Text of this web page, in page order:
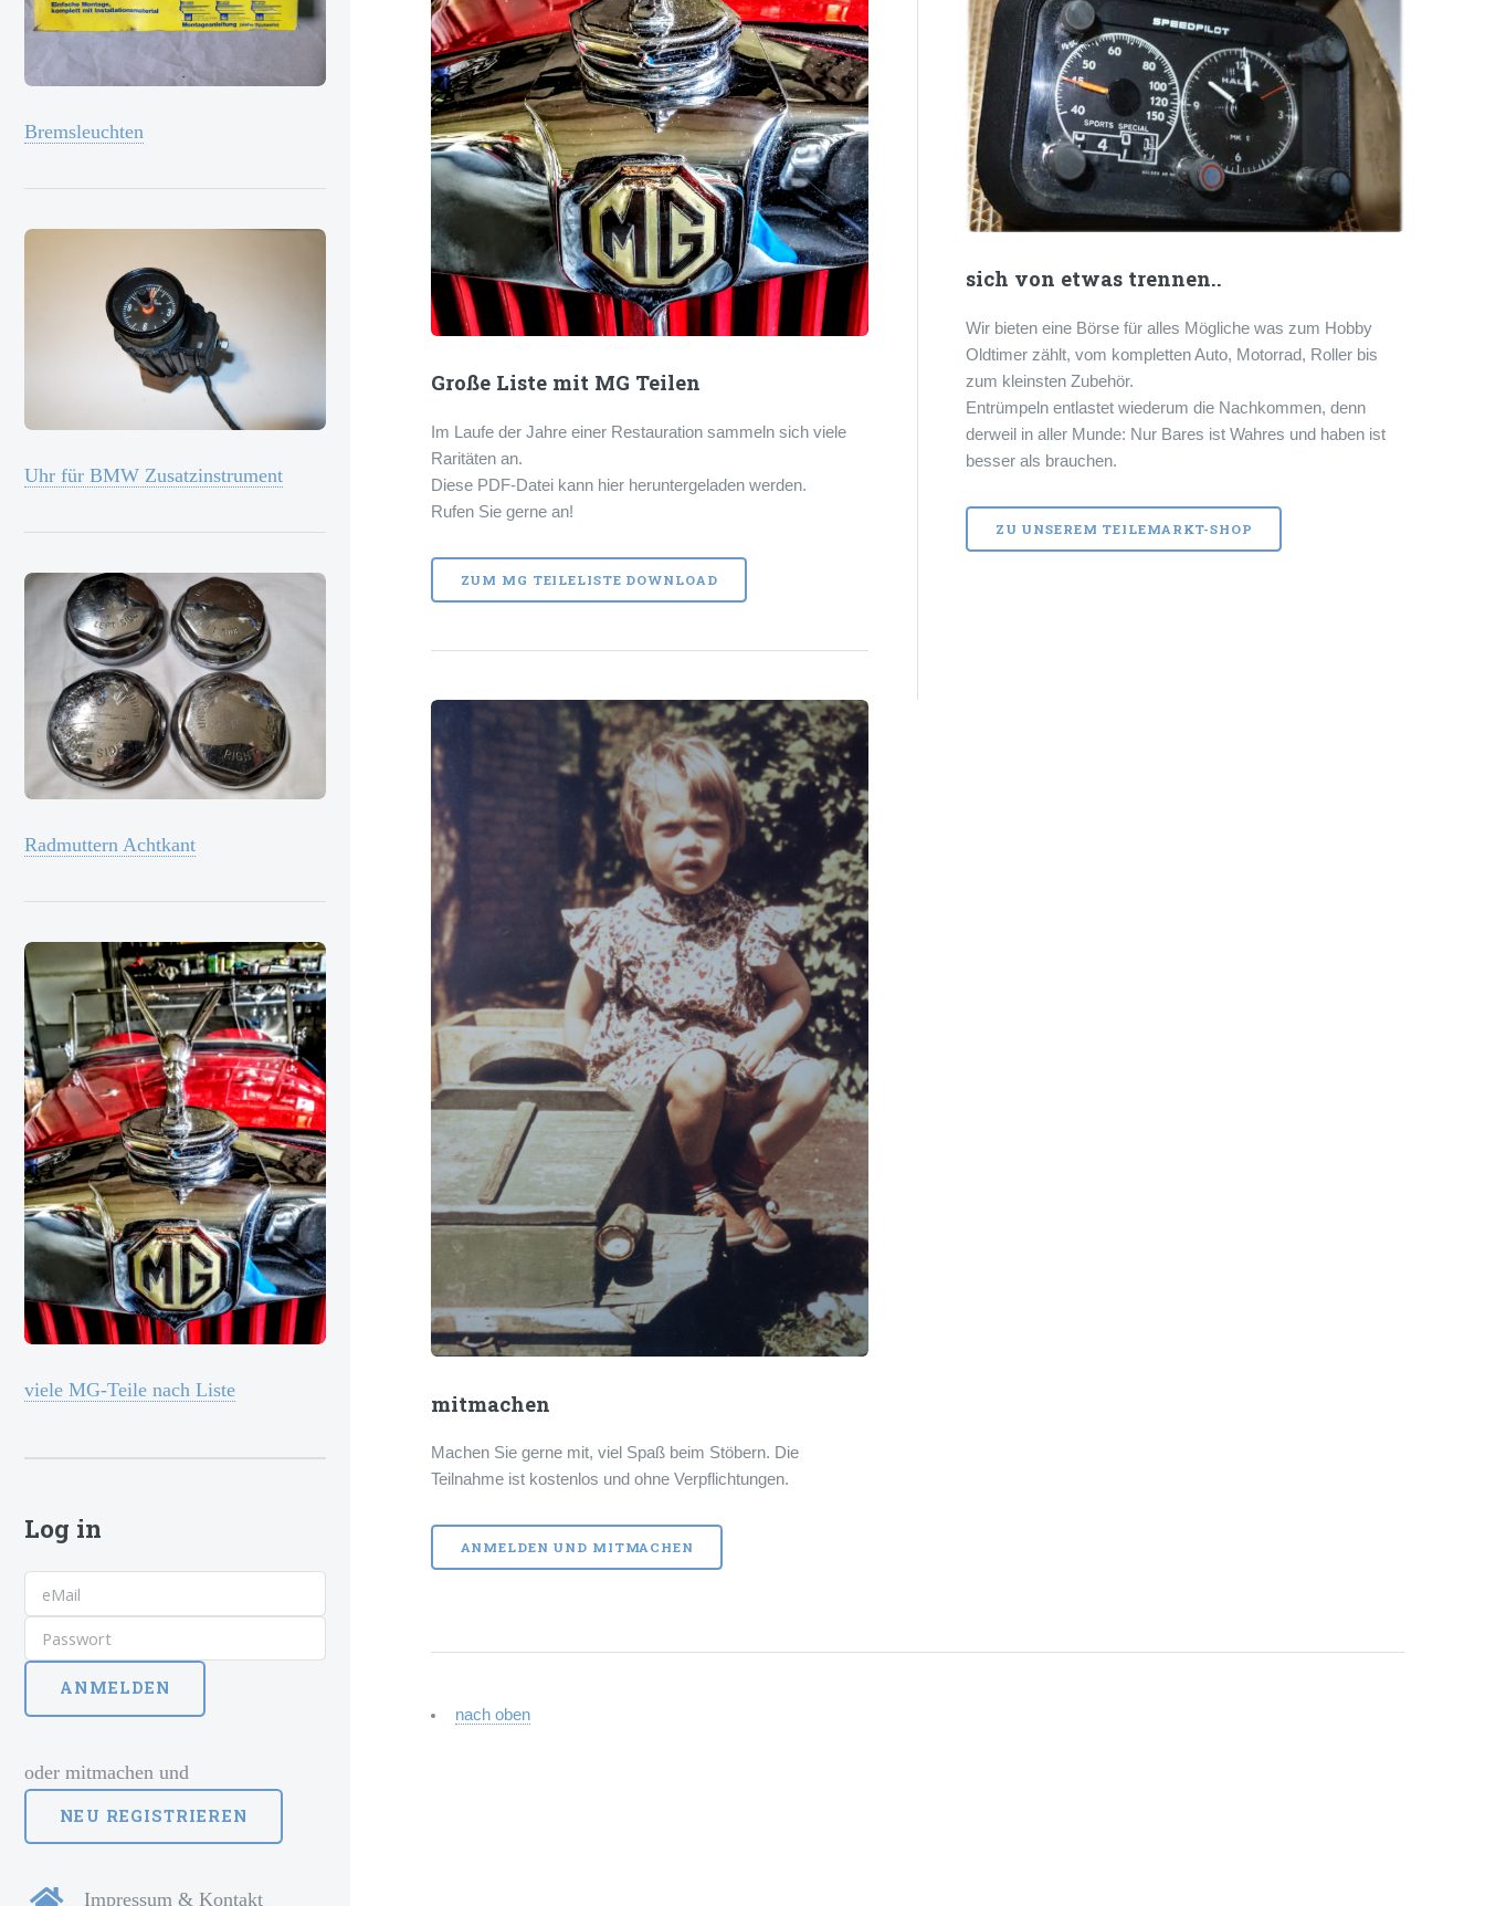
Große Liste mit MG Teilen
Im Laufe der Jahre einer Restauration sammeln sich viele
Raritäten an.
Diese PDF-Datei kann hier heruntergeladen werden.
Rufen Sie gerne an!
ZUM MG TEILELISTE DOWNLOAD
sich von etwas trennen..
Wir bieten eine Börse für alles Mögliche was zum Hobby
Oldtimer zählt, vom kompletten Auto, Motorrad, Roller bis
zum kleinsten Zubehör.
Entrümpeln entlastet wiederum die Nachkommen, denn
derweil in aller Munde: Nur Bares ist Wahres und haben ist
besser als brauchen.
ZU UNSEREM TEILEMARKT-SHOP
mitmachen
Machen Sie gerne mit, viel Spaß beim Stöbern. Die
Teilnahme ist kostenlos und ohne Verpflichtungen.
ANMELDEN UND MITMACHEN
nach oben
Bremsleuchten
Uhr für BMW Zusatzinstrument
Radmuttern Achtkant
viele MG-Teile nach Liste
Log in
oder mitmachen und
Impressum & Kontakt